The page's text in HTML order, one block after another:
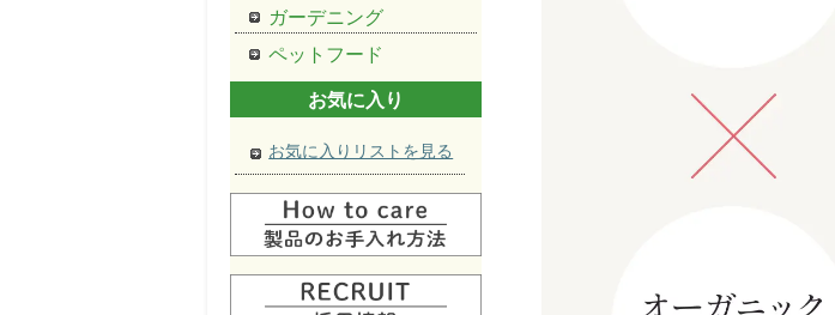
ガーデニング
ペットフード
お気に入り
お気に入りリストを見る